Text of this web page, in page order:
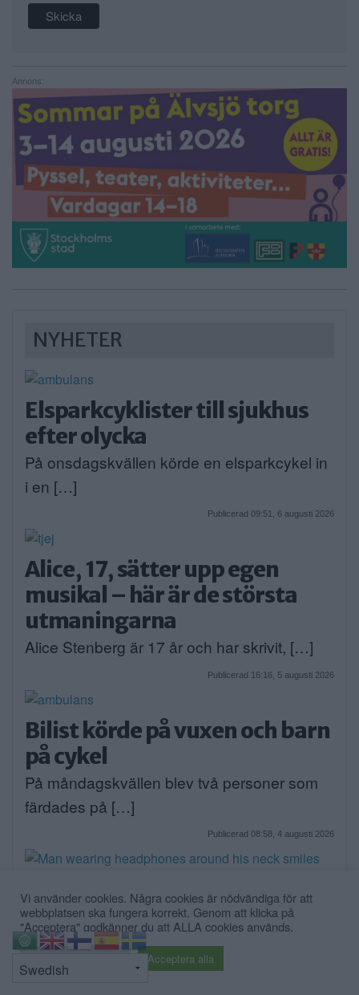
Annons:
NYHETER
Elsparkcyklister till sjukhus
efter olycka
På onsdagskvällen körde en elsparkcykel in
i en […]
Publicerad 09:51, 6 augusti 2026
Alice, 17, sätter upp egen
musikal – här är de största
utmaningarna
Alice Stenberg är 17 år och har skrivit, […]
Publicerad 16:16, 5 augusti 2026
Bilist körde på vuxen och barn
på cykel
På måndagskvällen blev två personer som
färdades på […]
Publicerad 08:58, 4 augusti 2026
När onlinecasino blir en del av
den digitala vardagen i södra
Stockholm
Vi använder cookies. Några cookies är nödvändiga för att
webbplatsen ska fungera korrekt. Genom att klicka på
"Acceptera" godkänner du att ALLA cookies används.
Acceptera alla